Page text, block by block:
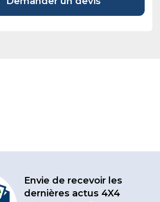
Envie de recevoir les
dernières actus 4X4